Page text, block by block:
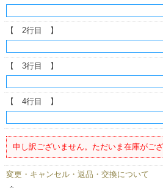
【 2行目 】
【 3行目 】
【 4行目 】
申し訳ございません。ただいま在庫がござ
変更・キャンセル・返品・交換について